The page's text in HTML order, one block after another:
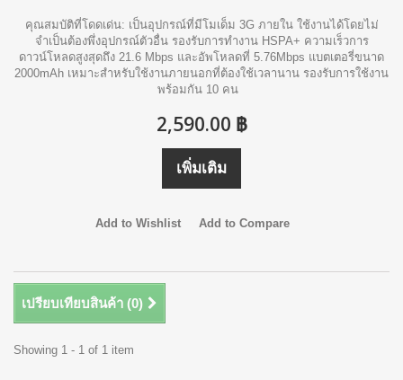
คุณสมบัติที่โดดเด่น: เป็นอุปกรณ์ที่มีโมเด็ม 3G ภายใน ใช้งานได้โดยไม่
จำเป็นต้องพึ่งอุปกรณ์ตัวอื่น รองรับการทำงาน HSPA+ ความเร็วการ
ดาวน์โหลดสูงสุดถึง 21.6 Mbps และอัพโหลดที่ 5.76Mbps แบตเตอรี่ขนาด
2000mAh เหมาะสำหรับใช้งานภายนอกที่ต้องใช้เวลานาน รองรับการใช้งาน
พร้อมกัน 10 คน
2,590.00 ฿
เพิ่มเติม
Add to Wishlist Add to Compare
เปรียบเทียบสินค้า (0)
Showing 1 - 1 of 1 item